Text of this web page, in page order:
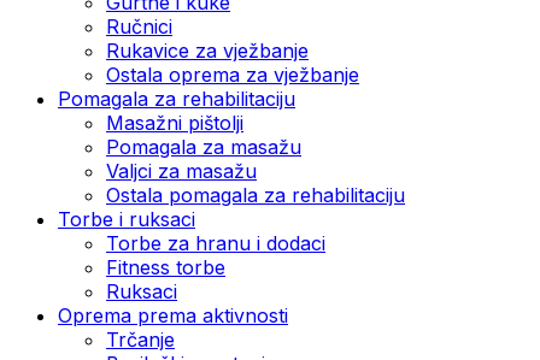
Ručnici
Rukavice za vježbanje
Ostala oprema za vježbanje
Pomagala za rehabilitaciju
Masažni pištolji
Pomagala za masažu
Valjci za masažu
Ostala pomagala za rehabilitaciju
Torbe i ruksaci
Torbe za hranu i dodaci
Fitness torbe
Ruksaci
Oprema prema aktivnosti
Trčanje